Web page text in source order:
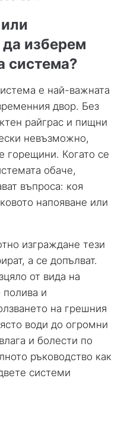
да изберем
система?
е най-важната
двор. Без
райграс и пищни
невъзможно,
горещини. Когато се
обаче,
въпроса: коя
напояване или
изграждане тези
а се допълват.
от вида на
полива и
на грешния
води до огромни
и болести по
ръководство как
системи